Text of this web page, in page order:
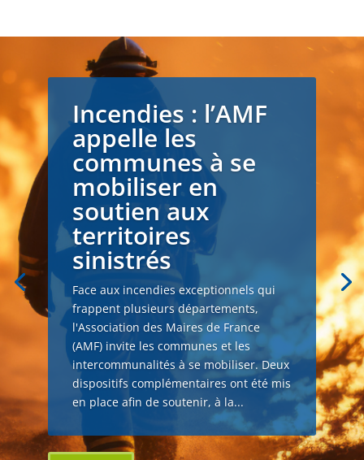
Incendies : l’AMF
appelle les
communes à se
mobiliser en
soutien aux
territoires
sinistrés
Face aux incendies exceptionnels qui
frappent plusieurs départements,
l'Association des Maires de France
(AMF) invite les communes et les
intercommunalités à se mobiliser. Deux
dispositifs complémentaires ont été mis
en place afin de soutenir, à la...